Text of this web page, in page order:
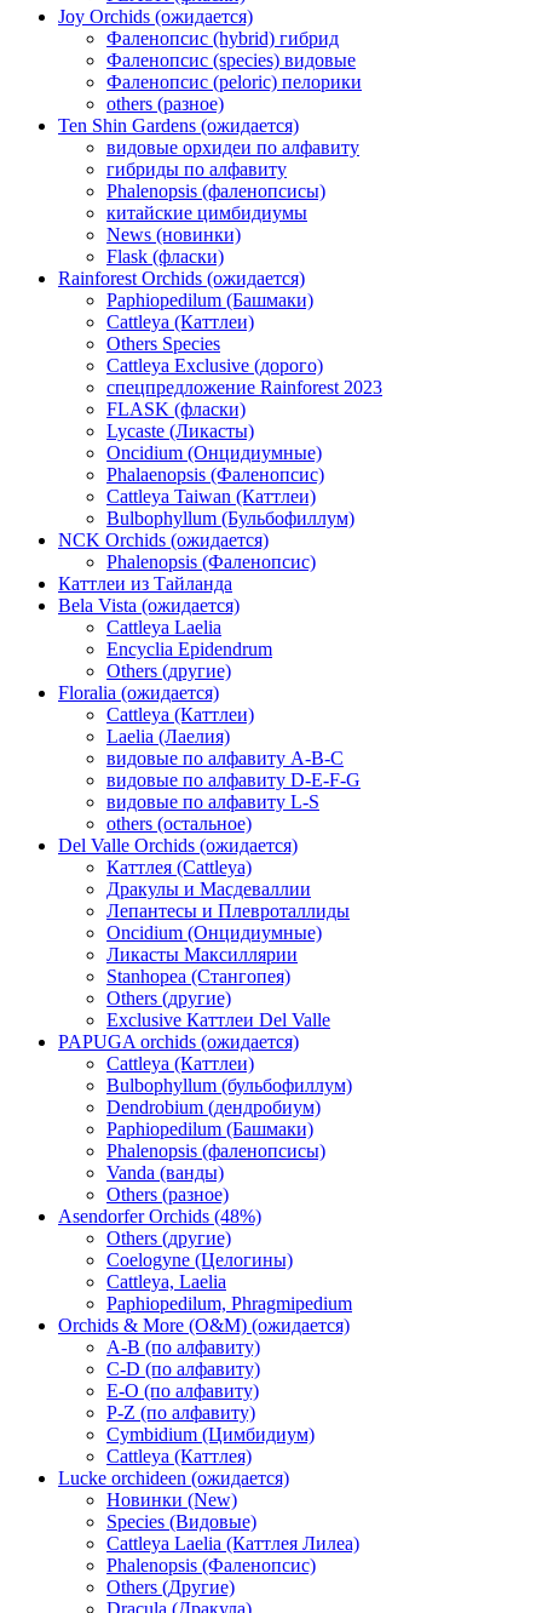
Joy Orchids (ожидается)
Фаленопсис (hybrid) гибрид
Фаленопсис (species) видовые
Фаленопсис (peloric) пелорики
others (разное)
Ten Shin Gardens (ожидается)
видовые орхидеи по алфавиту
гибриды по алфавиту
Phalenopsis (фаленопсисы)
китайские цимбидиумы
News (новинки)
Flask (фласки)
Rainforest Orchids (ожидается)
Paphiopedilum (Башмаки)
Cattleya (Каттлеи)
Others Species
Cattleya Exclusive (дорого)
спецпредложение Rainforest 2023
FLASK (фласки)
Lycaste (Ликасты)
Oncidium (Онцидиумные)
Phalaenopsis (Фаленопсис)
Cattleya Taiwan (Каттлеи)
Bulbophyllum (Бульбофиллум)
NCK Orchids (ожидается)
Phalenopsis (Фаленопсис)
Каттлеи из Тайланда
Bela Vista (ожидается)
Cattleya Laelia
Encyclia Epidendrum
Others (другие)
Floralia (ожидается)
Cattleya (Каттлеи)
Laelia (Лаелия)
видовые по алфавиту A-B-C
видовые по алфавиту D-E-F-G
видовые по алфавиту L-S
others (остальное)
Del Valle Orchids (ожидается)
Каттлея (Cattleya)
Дракулы и Масдеваллии
Лепантесы и Плевроталлиды
Oncidium (Онцидиумные)
Ликасты Максиллярии
Stanhopea (Стангопея)
Others (другие)
Exclusive Каттлеи Del Valle
PAPUGA orchids (ожидается)
Cattleya (Каттлеи)
Bulbophyllum (бульбофиллум)
Dendrobium (дендробиум)
Paphiopedilum (Башмаки)
Phalenopsis (фаленопсисы)
Vanda (ванды)
Others (разное)
Asendorfer Orchids (48%)
Others (другие)
Coelogyne (Целогины)
Cattleya, Laelia
Paphiopedilum, Phragmipedium
Orchids & More (O&M) (ожидается)
A-B (по алфавиту)
C-D (по алфавиту)
E-O (по алфавиту)
P-Z (по алфавиту)
Cymbidium (Цимбидиум)
Cattleya (Каттлея)
Lucke orchideen (ожидается)
Новинки (New)
Species (Видовые)
Cattleya Laelia (Каттлея Лилеа)
Phalenopsis (Фаленопсис)
Others (Другие)
Dracula (Дракула)